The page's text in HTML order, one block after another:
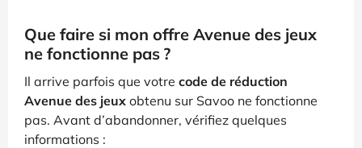
Que faire si mon offre Avenue des jeux
ne fonctionne pas ?
Il arrive parfois que votre code de réduction
Avenue des jeux obtenu sur Savoo ne fonctionne
pas. Avant d’abandonner, vérifiez quelques
informations :